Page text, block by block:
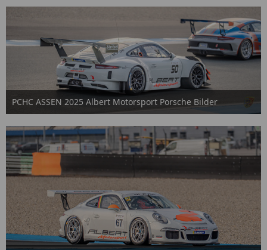
PCHC ASSEN 2025 Albert Motorsport Porsche Bilder
2. Oktober 2025